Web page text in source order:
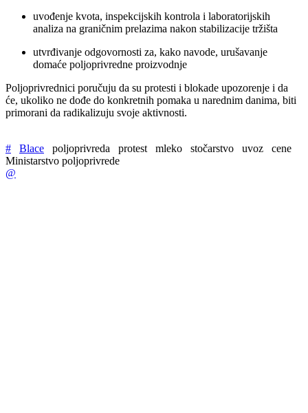
uvođenje kvota, inspekcijskih kontrola i laboratorijskih
analiza na graničnim prelazima nakon stabilizacije tržišta
utvrđivanje odgovornosti za, kako navode, urušavanje
domaće poljoprivredne proizvodnje
Poljoprivrednici poručuju da su protesti i blokade upozorenje i da
će, ukoliko ne dođe do konkretnih pomaka u narednim danima, biti
primorani da radikalizuju svoje aktivnosti.
# Blace poljoprivreda protest mleko stočarstvo uvoz
cene
Ministarstvo poljoprivrede
@